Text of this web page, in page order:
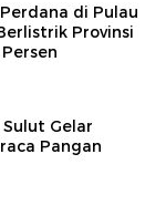
di Pulau
Provinsi
Gelar
Pangan